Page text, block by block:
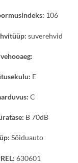
106
suverehvid
E
C
B 70dB
Sõiduauto
630601